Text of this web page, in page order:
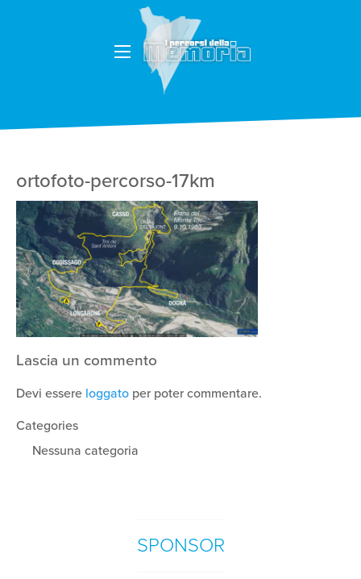
ortofoto-percorso-17km
Lascia un commento
Devi essere loggato per poter commentare.
Categories
Nessuna categoria
SPONSOR